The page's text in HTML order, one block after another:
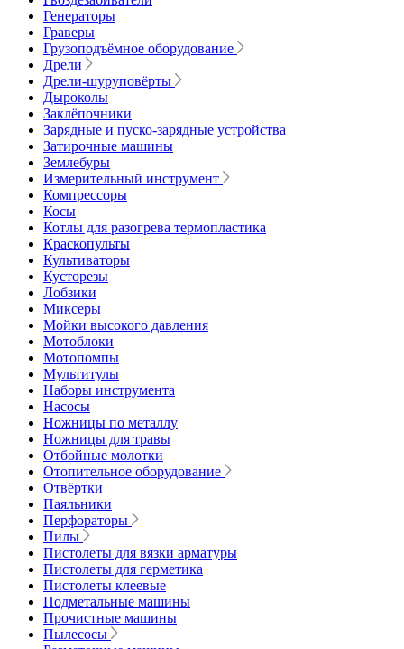
Генераторы
Граверы
Грузоподъёмное оборудование
Дрели
Дрели-шуруповёрты
Дыроколы
Заклёпочники
Зарядные и пуско-зарядные устройства
Затирочные машины
Землебуры
Измерительный инструмент
Компрессоры
Косы
Котлы для разогрева термопластика
Краскопульты
Культиваторы
Кусторезы
Лобзики
Миксеры
Мойки высокого давления
Мотоблоки
Мотопомпы
Мультитулы
Наборы инструмента
Насосы
Ножницы по металлу
Ножницы для травы
Отбойные молотки
Отопительное оборудование
Отвёртки
Паяльники
Перфораторы
Пилы
Пистолеты для вязки арматуры
Пистолеты для герметика
Пистолеты клеевые
Подметальные машины
Прочистные машины
Пылесосы